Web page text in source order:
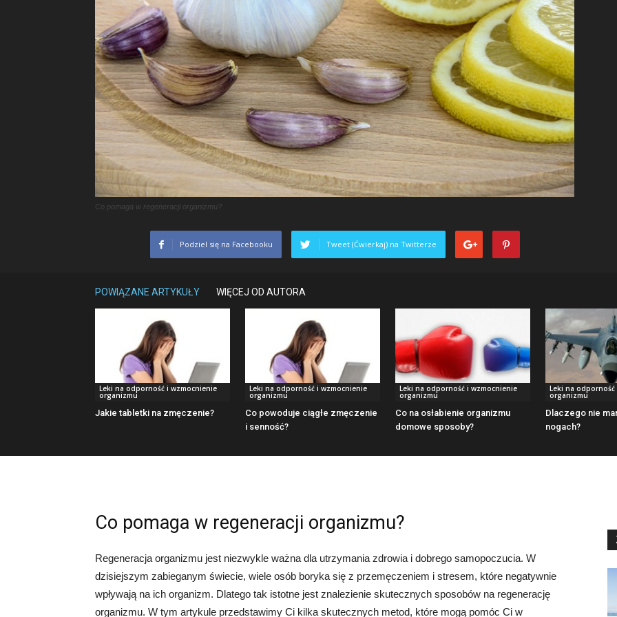
Co pomaga w regeneracji organizmu?
Podziel się na Facebooku Tweet (Ćwierkaj) na Twitterze
POWIĄZANE ARTYKUŁY WIĘCEJ OD AUTORA
Leki na odporność i wzmocnienie
organizmu
Jakie tabletki na zmęczenie?
Leki na odporność i wzmocnienie
organizmu
Co powoduje ciągłe zmęczenie
i senność?
Leki na odporność i wzmocnienie
organizmu
Co na osłabienie organizmu
domowe sposoby?
Leki na
organizmu
Dlaczego nie
nogach?
Co pomaga w regeneracji organizmu?
Regeneracja organizmu jest niezwykle ważna dla utrzymania zdrowia i dobrego samopoczucia. W
dzisiejszym zabieganym świecie, wiele osób boryka się z przemęczeniem i stresem, które negatywnie
wpływają na ich organizm. Dlatego tak istotne jest znalezienie skutecznych sposobów na regenerację
organizmu. W tym artykule przedstawimy Ci kilka skutecznych metod, które mogą pomóc Ci w